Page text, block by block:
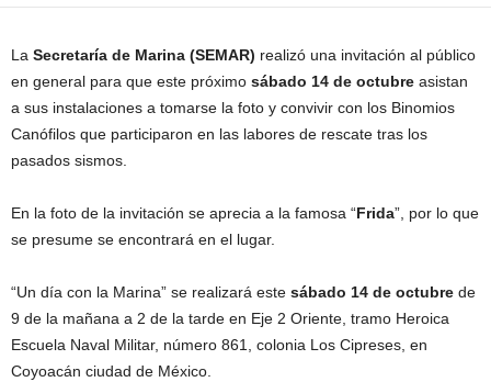
La Secretaría de Marina (SEMAR) realizó una invitación al público
en general para que este próximo sábado 14 de octubre asistan
a sus instalaciones a tomarse la foto y convivir con los Binomios
Canófilos que participaron en las labores de rescate tras los
pasados sismos.
En la foto de la invitación se aprecia a la famosa “Frida”, por lo que
se presume se encontrará en el lugar.
“Un día con la Marina” se realizará este sábado 14 de octubre de
9 de la mañana a 2 de la tarde en Eje 2 Oriente, tramo Heroica
Escuela Naval Militar, número 861, colonia Los Cipreses, en
Coyoacán ciudad de México.